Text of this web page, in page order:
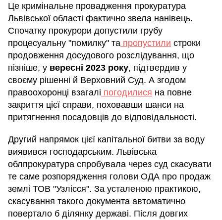
Це кримінальне провадження прокуратура
Львівської області фактично звела нанівець.
Спочатку прокурори допустили грубу
процесуальну "помилку" та пропустили строки
продовження досудового розслідування, що
пізніше, у вересні 2023 року, підтвердив у
своєму рішенні й Верховний Суд. А згодом
правоохоронці взагалі погодилися на повне
закриття цієї справи, поховавши шанси на
притягнення посадовців до відповідальності.
Другий напрямок цієї капітальної битви за воду
виявився господарським. Львівська
облпрокуратура спробувала через суд скасувати
те саме розпорядження голови ОДА про продаж
землі ТОВ "Узлісся". За усталеною практикою,
скасування такого документа автоматично
повертало б ділянку державі. Після довгих